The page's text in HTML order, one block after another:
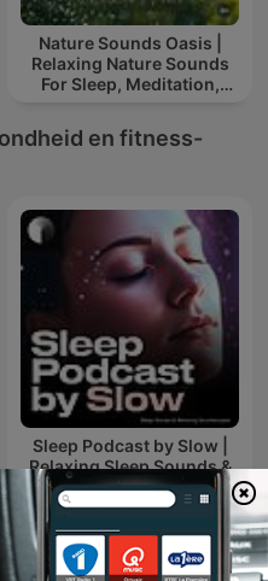
Nature Sounds Oasis |
Relaxing Nature Sounds
For Sleep, Meditation,
Sounds Of Nature | Sleep
Sounds, Sl
en fitness-
Sleep Podcast by Slow |
Relaxing Sleep Sounds &
Sleep Stories | Nature
Sound For Sleep | ASMR